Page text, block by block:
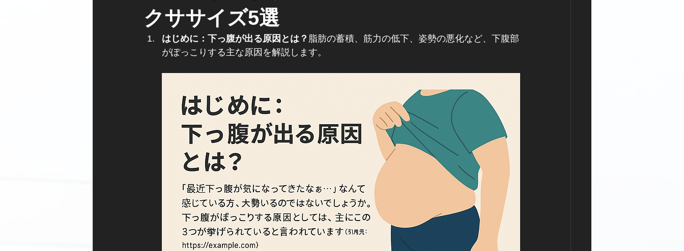
クササイズ5選
はじめに：下っ腹が出る原因とは？ 脂肪の蓄積、筋力の低下、姿勢の悪化など、下腹部
がぽっこりする主な原因を解説します。